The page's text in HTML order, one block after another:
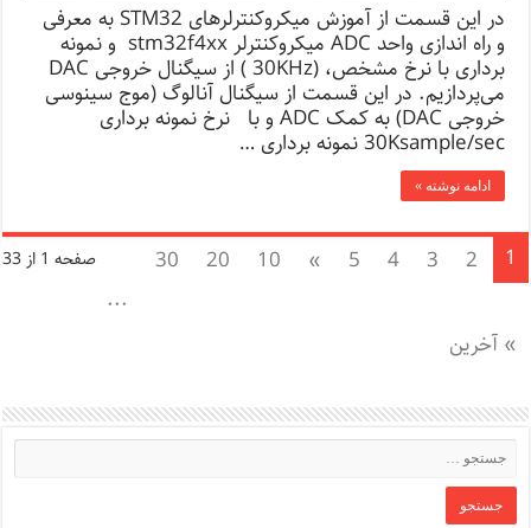
در این قسمت از آموزش میکروکنترلرهای STM32 به معرفی
و راه اندازی واحد ADC میکروکنترلر stm32f4xx و نمونه
برداری با نرخ مشخص، (30KHz ) از سیگنال خروجی DAC
می‌پردازیم. در این قسمت از سیگنال آنالوگ (موج سینوسی
خروجی DAC) به کمک ADC و با نرخ نمونه برداری
30Ksample/sec نمونه برداری …
ادامه نوشته »
صفحه 1 از 33 1
2
3
4
5
»
10
20
30
...
» آخرین